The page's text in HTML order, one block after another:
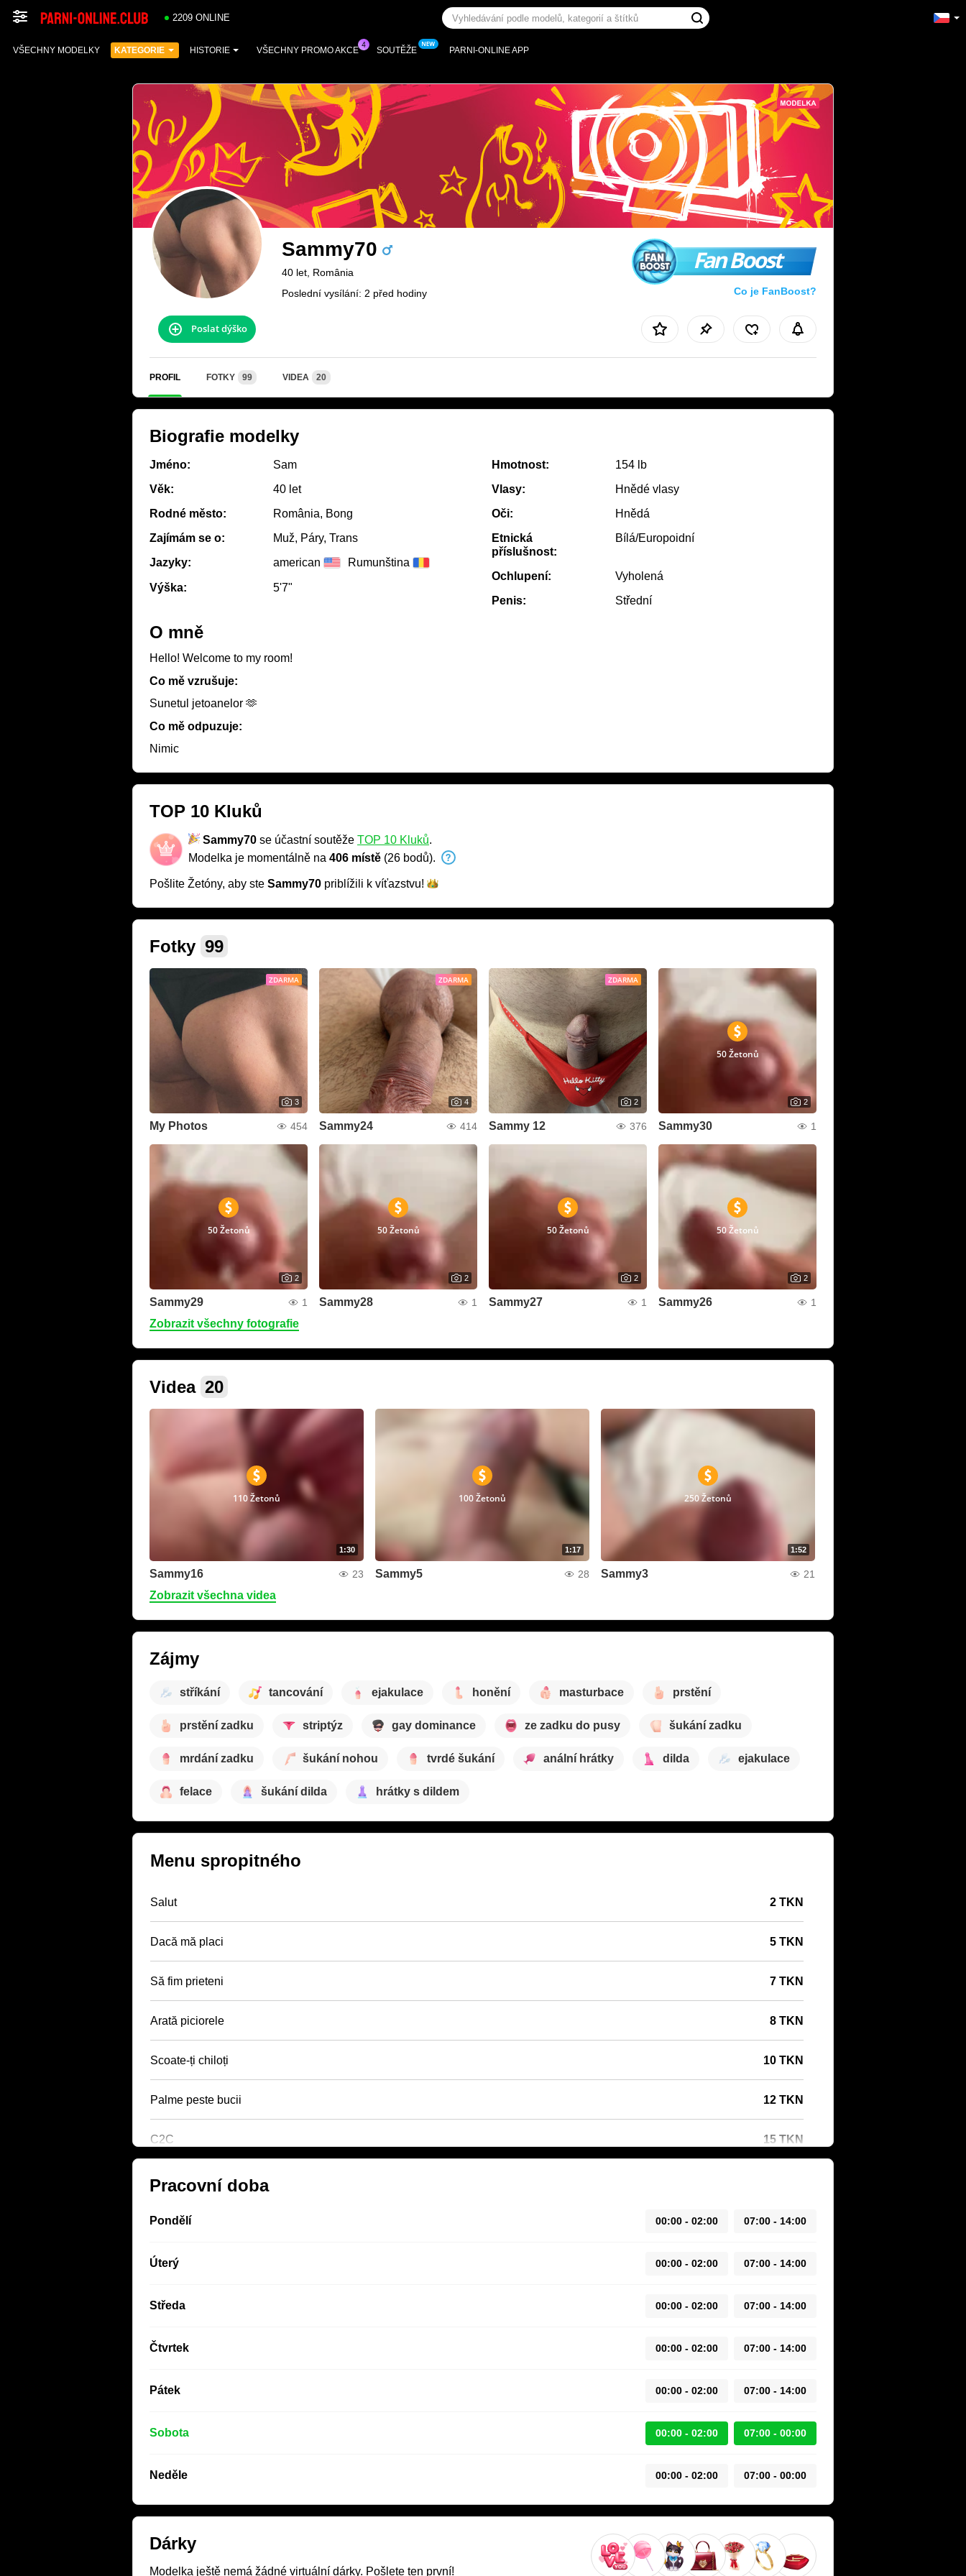
2209 ONLINE
VŠECHNY MODELKY KATEGORIE HISTORIE VŠECHNY PROMO AKCE SOUTĚŽE PARNI-ONLINE APP
Sammy70
40 let, România
Poslední vysílání: 2 před hodiny
Fan Boost
Co je FanBoost?
Poslat dýško
PROFIL FOTKY 99 VIDEA 20
Biografie modelky
Jméno:
Sam
Věk:
40 let
Rodné město:
România, Bong
Zajímám se o:
Muž, Páry, Trans
Jazyky:
american Rumunština
Výška: 5'7"
Hmotnost:
154 lb
Vlasy:
Hnědé vlasy
Oči:
Hnědá
Etnická
příslušnost:
Bílá/Europoidní
Ochlupení:
Vyholená
Penis:
Střední
O mně
Hello! Welcome to my room!
Co mě vzrušuje:
Sunetul jetoanelor 🫶
Co mě odpuzuje:
Nimic
TOP 10 Kluků
Sammy70 se účastní soutěže TOP 10 Kluků.
Modelka je momentálně na 406 místě (26 bodů).
Pošlite Žetóny, aby ste Sammy70 priblížili k víťazstvu!
Fotky 99
ZDARMA
3
My Photos 454
ZDARMA
4
Sammy24 414
ZDARMA
2
Sammy 12 376
50 Žetonů
2
Sammy30 1
50 Žetonů
2
Sammy29 1
50 Žetonů
2
Sammy28 1
50 Žetonů
2
Sammy27 1
50 Žetonů
2
Sammy26 1
Zobrazit všechny fotografie
Videa 20
1:30
110 Žetonů
Sammy16 23
1:17
100 Žetonů
Sammy5 28
1:52
250 Žetonů
Sammy3 21
Zobrazit všechna videa
Zájmy
stříkání tancování ejakulace honění masturbace prstění
prstění zadku striptýz gay dominance ze zadku do pusy šukání zadku
mrdání zadku šukání nohou tvrdé šukání anální hrátky dilda ejakulace
felace šukání dilda hrátky s dildem
Menu spropitného
Salut 2 TKN
Dacă mă placi 5 TKN
Să fim prieteni 7 TKN
Arată piciorele 8 TKN
Scoate-ți chiloți 10 TKN
Palme peste bucii 12 TKN
C2C 15 TKN
Pracovní doba
Pondělí 00:00 - 02:00 07:00 - 14:00
Úterý 00:00 - 02:00 07:00 - 14:00
Středa 00:00 - 02:00 07:00 - 14:00
Čtvrtek 00:00 - 02:00 07:00 - 14:00
Pátek 00:00 - 02:00 07:00 - 14:00
Sobota 00:00 - 02:00 07:00 - 00:00
Neděle 00:00 - 02:00 07:00 - 00:00
Dárky
Modelka ještě nemá žádné virtuální dárky. Pošlete ten první!